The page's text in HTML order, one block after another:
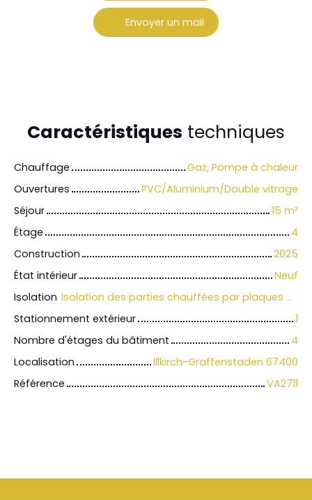
Envoyer un mail
Caractéristiques techniques
Chauffage
Gaz, Pompe à chaleur
Ouvertures
PVC/Aluminium/Double vitrage
Séjour
15 m²
Étage
4
Construction
2025
État intérieur
Neuf
Isolation
Isolation des parties chauffées par plaques de polystyrène renforcées ou flocage
Stationnement extérieur
1
Nombre d'étages du bâtiment
4
Localisation
Illkirch-Graffenstaden 67400
Référence
VA2711